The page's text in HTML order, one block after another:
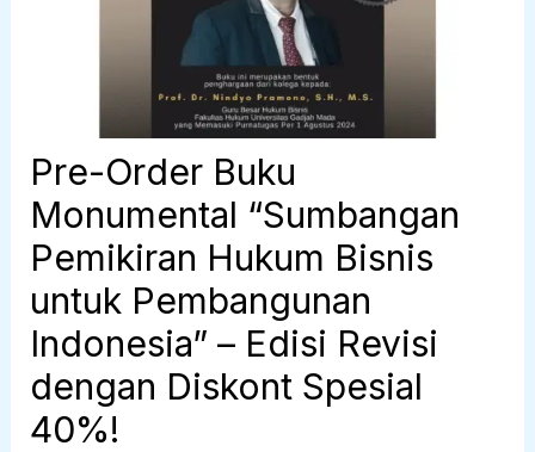
Pre-Order Buku
Monumental “Sumbangan
Pemikiran Hukum Bisnis
untuk Pembangunan
Indonesia” – Edisi Revisi
dengan Diskont Spesial
40%!